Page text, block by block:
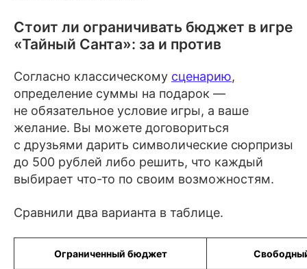
Стоит ли ограничивать бюджет в игре
«Тайный Санта»: за и против
Согласно классическому сценарию,
определение суммы на подарок —
не обязательное условие игры, а ваше
желание. Вы можете договориться
с друзьями дарить символические сюрпризы
до 500 рублей либо решить, что каждый
выбирает что-то по своим возможностям.
Сравнили два варианта в таблице.
Ограниченный бюджет